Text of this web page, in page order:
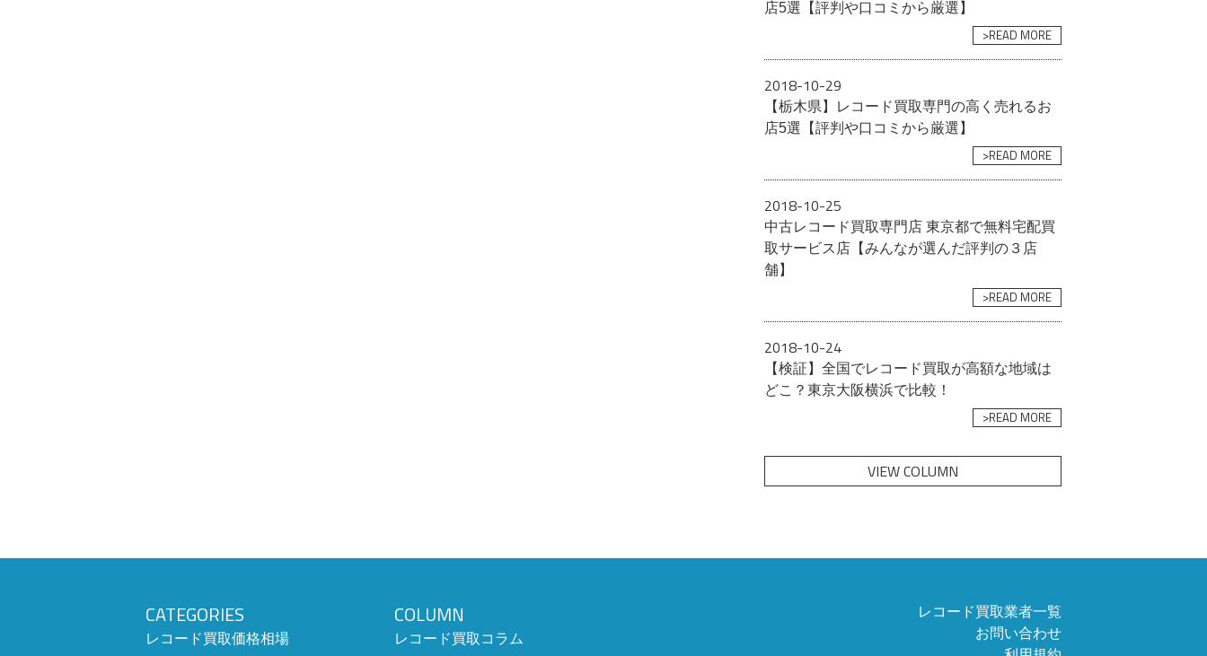
店5選【評判や口コミから厳選】
>READ MORE
2018-10-29
【栃木県】レコード買取専門の高く売れるお
店5選【評判や口コミから厳選】
>READ MORE
2018-10-25
中古レコード買取専門店 東京都で無料宅配買
取サービス店【みんなが選んだ評判の３店
舗】
>READ MORE
2018-10-24
【検証】全国でレコード買取が高額な地域は
どこ？東京大阪横浜で比較！
>READ MORE
VIEW COLUMN
CATEGORIES
レコード買取価格相場
COLUMN
レコード買取コラム
レコード買取業者一覧
お問い合わせ